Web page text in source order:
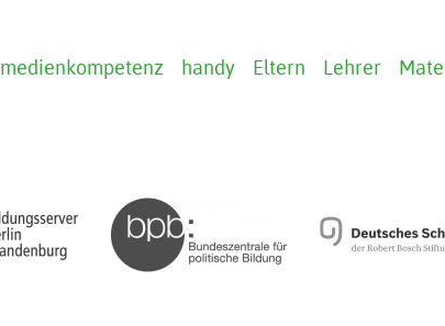
medienkompetenz handy Eltern Lehrer